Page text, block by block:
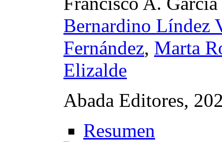
Bernardino Líndez
Fernández, Marta
Elizalde
Abada Editores,
Resumen